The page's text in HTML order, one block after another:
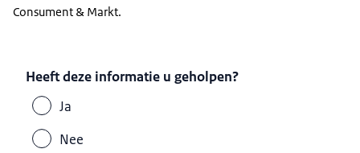
Consument & Markt.
Heeft deze informatie u geholpen?
Ja
Nee